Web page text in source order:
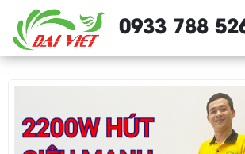
0933 788